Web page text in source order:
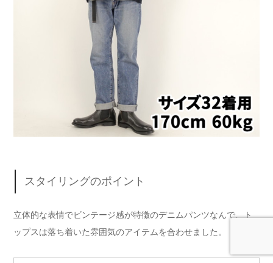
スタイリングのポイント
立体的な表情でビンテージ感が特徴のデニムパンツなんで、ト
ップスは落ち着いた雰囲気のアイテムを合わせました。